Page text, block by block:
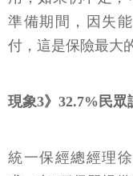
準備期間，因失
付，這是保險最大
現象3》32.7%民
統一保經總經理